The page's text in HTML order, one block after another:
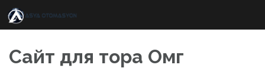
content
Сайт для тора Омг